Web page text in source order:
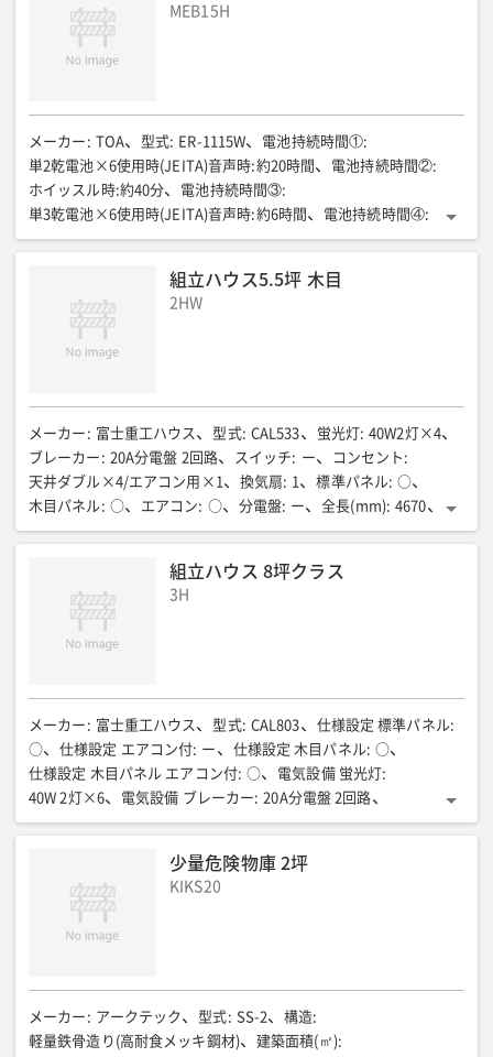
MEB15H
メーカー : TOA 型式: ER-1115W 電池持続時間①:
単2乾電池×6使用時(JEITA)音声時:約20時間
電池持続時間②:
ホイッスル時:約40分
電池持続時間③:
単3乾電池×6使用時(JEITA)音声時:約6時間
電池持続時間④:
ホイッスル時:約10分
通達距離(m):
全高(mm): 291 質量(kg)
組立ハウス5.5坪 木目
2HW
メーカー : 富士重工ハウス 型式: CAL533 蛍光灯: 40W2灯×4
ブレーカー : 20A分電盤 2回路 スイッチ: ー コンセント :
天井ダブル×4/エアコン用×1
換気扇: 1 標準パネル: ○
木目パネル: ○ エアコン: ○ 分電盤: ー 全長(mm): 4670
全幅(mm): 3857 全高(mm): 2425 室内高(mm): 2158
質量(kg): 1400
組立ハウス 8坪クラス
3H
メーカー : 富士重工ハウス 型式: CAL803 仕様設定 標準パネル:
○
仕様設定 エアコン付: ー 仕様設定 木目パネル: ○
仕様設定 木目パネル エアコン付: ○ 電気設備 蛍光灯:
40W 2灯×6
電気設備 ブレーカー: 20A分電盤 2回路
電気設備 コンセント: 天井付×6 電気設備 換気扇: 1
室内高(mm): 2158 床面積(㎡)
床面耐荷重(N/㎡{kgf/㎡}): 約1765{180}
少量危険物庫 2坪
KIKS20
メーカー : アークテック 型式: SS-2 構造:
軽量鉄骨造り(高耐食メッキ鋼材)
建築面積(㎡):